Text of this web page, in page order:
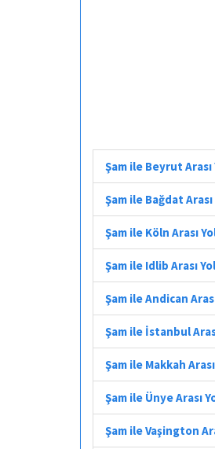
Şam ile Beyrut
Şam ile Bağdat
Şam ile Köln Arası
Şam ile Idlib Arası
Şam ile Andican
Şam ile İstanbul
Şam ile Makkah
Şam ile Ünye Arası
Şam ile Vaşington